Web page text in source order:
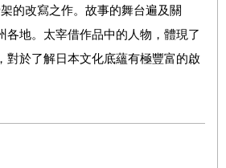
的改寫之作。故事的舞台遍及關
各地。太宰借作品中的人物，體現了
對於了解日本文化底蘊有極豐富的啟